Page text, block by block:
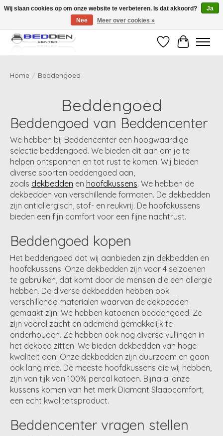
Standaard matrassen binnen 24 uur gratis geleverd!
Verlanglijst
Home / Beddengoed
Beddengoed
Beddengoed van Beddencenter
We hebben bij Beddencenter een hoogwaardige
selectie beddengoed. We bieden dit aan om je te
helpen ontspannen en tot rust te komen. Wij bieden
diverse soorten beddengoed aan,
zoals dekbedden en hoofdkussens. We hebben de
dekbedden van verschillende formaten. De dekbedden
zijn antiallergisch, stof- en reukvrij. De hoofdkussens
bieden een fijn comfort voor een fijne nachtrust.
Beddengoed kopen
Het beddengoed dat wij aanbieden zijn dekbedden en
hoofdkussens. Onze dekbedden zijn voor 4 seizoenen
te gebruiken, dat komt door de mensen die een allergie
hebben. De diverse dekbedden hebben ook
verschillende materialen waarvan de dekbedden
gemaakt zijn. We hebben katoenen beddengoed. Ze
zijn vooral zacht en ademend gemakkelijk te
onderhouden. Ze hebben ook nog diverse vullingen in
het dekbed zitten. We bieden dekbedden van hoge
kwaliteit aan. Onze dekbedden zijn duurzaam en gaan
ook lang mee. De meeste hoofdkussens die wij hebben,
zijn van tijk van 100% percal katoen. Bijna al onze
kussens komen van het merk Diamant Slaapcomfort;
een echt kwaliteitsproduct.
Beddencenter vragen stellen
Wij slaan cookies op om onze website te verbeteren. Is dat akkoord?
Ja
Nee
Meer over cookies »